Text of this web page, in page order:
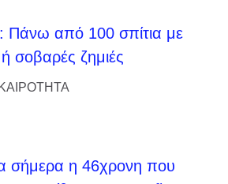
Πάνω από 100 σπίτια με
σοβαρές ζημιές
σήμερα η 46χρονη που